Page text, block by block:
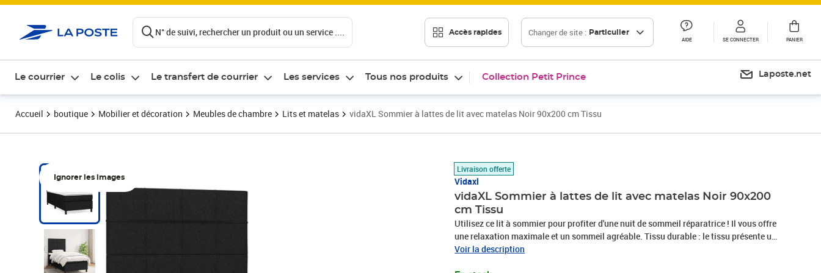
N° de suivi, rechercher un produit ou un service .... Accès rapides Changer de site : Particulier
AIDE SE CONNECTER PANIER
Le courrier Le colis Le transfert de courrier Les services Tous nos produits Collection Petit Prince Laposte.net
Accueil boutique Mobilier et décoration Meubles de chambre Lits et matelas vidaXL Sommier à lattes de lit avec matelas Noir 90x200 cm Tissu
Ignorer les images
Livraison offerte
Vidaxl
vidaXL Sommier à lattes de lit avec matelas Noir 90x200
cm Tissu
Utilisez ce lit à sommier pour profiter d'une nuit de sommeil réparatrice ! Il vous offre
une relaxation maximale et un sommeil agréable. Tissu durable : le tissu présente un
aspect simple et épuré, et il est respirant et durable.Tête de lit pratique : la tête de lit
Voir la description
Prix 360,06€